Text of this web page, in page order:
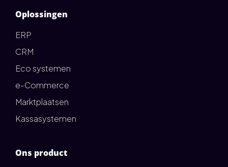
Oplossingen
ERP
CRM
Eco systemen
e-Commerce
Marktplaatsen
Kassasystemen
Ons product